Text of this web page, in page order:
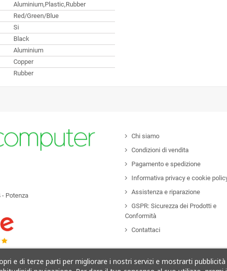
Aluminium,Plastic,Rubber
Red/Green/Blue
Si
Black
Aluminium
Copper
Rubber
- Potenza
Chi siamo
Condizioni di vendita
Pagamento e spedizione
Informativa privacy e cookie
Assistenza e riparazione
GSPR: Sicurezza dei Prodotti e
Conformità
Contattaci
e di terze parti per migliorare i nostri servizi e mostrarti pubblicità